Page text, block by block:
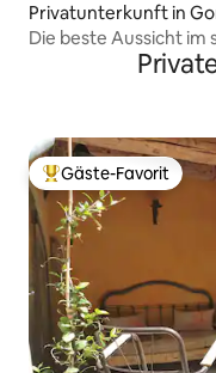
Privatunterkunft in
Die beste Aussicht im
Beliebter Gäste-
Gäste-Favorit